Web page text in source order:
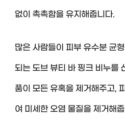
없이 촉촉함을 유지해줍니다.
많은 사람들이 피부 유수분 균
되는 도브 뷰티 바 핑크 비누를
품이 모든 유혹을 제거해주고,
여 미세한 오염 물질을 제거해